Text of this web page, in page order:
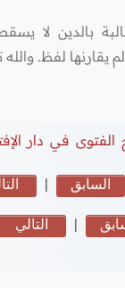
بالدين لا
لفظ. والله
الفتوى في دار
السابق |
| التالي